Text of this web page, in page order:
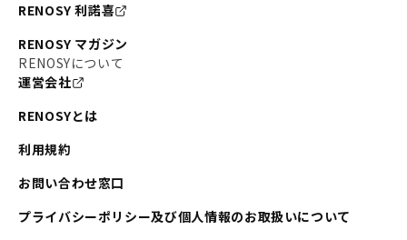
RENOSY 利諾喜
RENOSY マガジン
RENOSYについて
運営会社
RENOSYとは
利用規約
お問い合わせ窓口
プライバシーポリシー及び個人情報のお取扱いについて